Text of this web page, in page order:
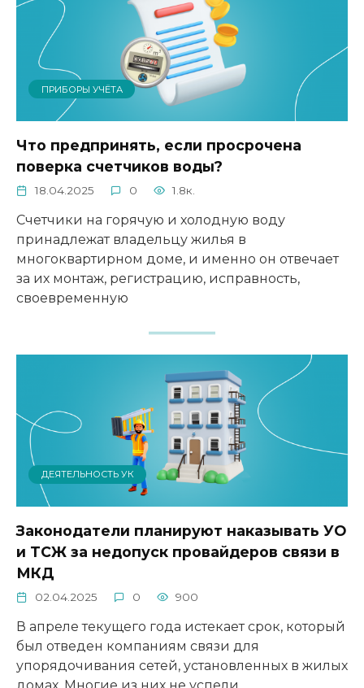
ПРИБОРЫ УЧЁТА
Что предпринять, если просрочена
поверка счетчиков воды?
18.04.2025 0 1.8к.
Счетчики на горячую и холодную воду
принадлежат владельцу жилья в
многоквартирном доме, и именно он отвечает
за их монтаж, регистрацию, исправность,
своевременную
ДЕЯТЕЛЬНОСТЬ УК
Законодатели планируют наказывать УО
и ТСЖ за недопуск провайдеров связи в
МКД
02.04.2025 0 900
В апреле текущего года истекает срок, который
был отведен компаниям связи для
упорядочивания сетей, установленных в жилых